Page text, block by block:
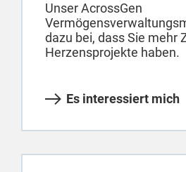
Unser AcrossGen
dazu bei, dass Sie mehr
Herzensprojekte haben.
Es interessiert mich